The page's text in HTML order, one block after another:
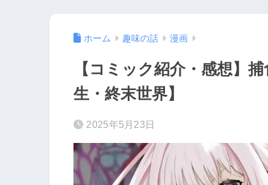
ホーム 趣味の話 漫画
【コミック紹介・感想】
生・終末世界】
2025年5月23日